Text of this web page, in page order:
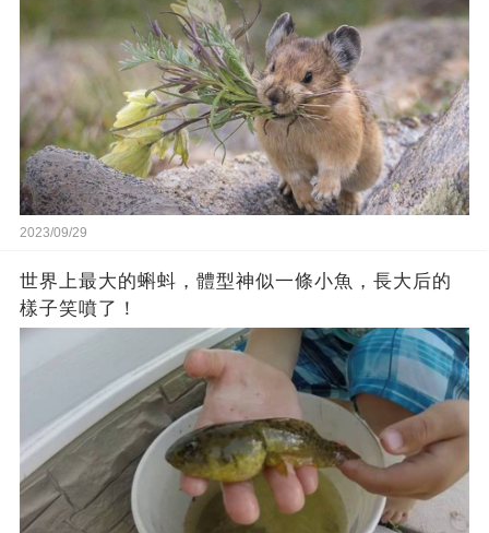
2023/09/29
世界上最大的蝌蚪，體型神似一條小魚，長大后的
樣子笑噴了！